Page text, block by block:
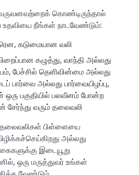
கொண்டிருந்தால்
உதவியை நீங்கள் நாடவேண்டும்:
கடுமையான வலி
கழுத்து, வாந்தி அல்லது
பேச்சில் தெளிவின்மை அல்லது
பார்வை அல்லது பார்வையிழப்பு,
ஒரு பகுதியில் பலவீனம் போன்ற
சேர்ந்து வரும் தலைவலி
பிள்ளையை
அல்லது
இடையூறு
ஒரு மருத்துவர் உங்கள்